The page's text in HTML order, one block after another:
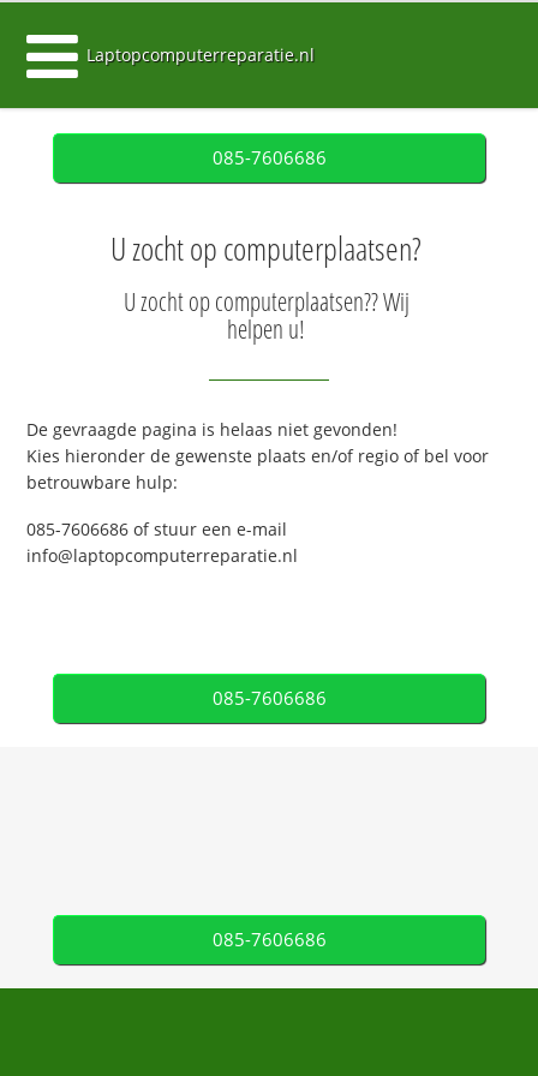
Laptopcomputerreparatie.nl
085-7606686
U zocht op computerplaatsen?
U zocht op computerplaatsen?? Wij
helpen u!
De gevraagde pagina is helaas niet gevonden!
Kies hieronder de gewenste plaats en/of regio of bel voor
betrouwbare hulp:
085-7606686 of stuur een e-mail
info@laptopcomputerreparatie.nl
085-7606686
085-7606686